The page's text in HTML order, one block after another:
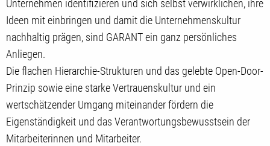
Unternehmen identifizieren und sich selbst verwirklichen, ihre
Ideen mit einbringen und damit die Unternehmenskultur
nachhaltig prägen, sind GARANT ein ganz persönliches
Anliegen.
Die flachen Hierarchie-Strukturen und das gelebte Open-Door-
Prinzip sowie eine starke Vertrauenskultur und ein
wertschätzender Umgang miteinander fördern die
Eigenständigkeit und das Verantwortungsbewusstsein der
Mitarbeiterinnen und Mitarbeiter.